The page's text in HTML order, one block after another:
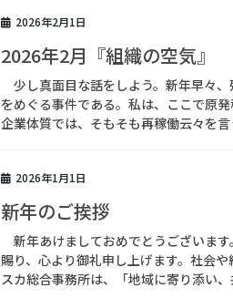
2026年2月1日
2026年2月『組織の空気』
少し真面目な話をしよう。新年早々
をめぐる事件である。私は、ここで原
企業体質では、そもそも再稼働云々を
2026年1月1日
新年のご挨拶
新年あけましておめでとうございま
賜り、心より御礼申し上げます。社会
スカ総合事務所は、「地域に寄り添い